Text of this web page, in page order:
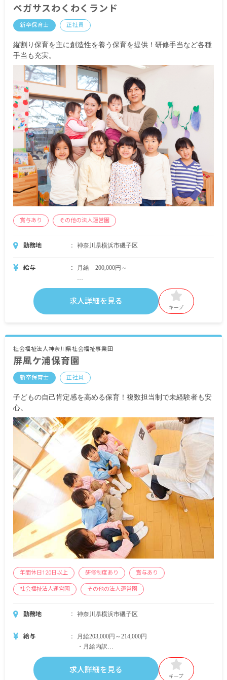
賞与年2回（1年目昨年度実績：約3カ月/2年目以降
ペガサスわくわくランド
新卒保育士 正社員
縦割り保育を主に創造性を養う保育を提供！研修手当など各種
手当も充実。
賞与あり その他の法人運営園
勤務地 神奈川県横浜市磯子区
給与 月給 200,000円～
・月給内訳
基本給 180,000円～
研修手当 10,000円
資格手当 10,000円
昇給有 規定に準ずる
求人詳細を見る
キープ
社会福祉法人神奈川県社会福祉事業団
屏風ケ浦保育園
新卒保育士 正社員
子どもの自己肯定感を高める保育！複数担当制で未経験者も安
心。
年間休日120日以上 研修制度あり 賞与あり
社会福祉法人運営園 その他の法人運営園
勤務地 神奈川県横浜市磯子区
給与
月給203,000円～214,000円
・月給内訳
基本給：法人規定による
求人詳細を見る
キープ